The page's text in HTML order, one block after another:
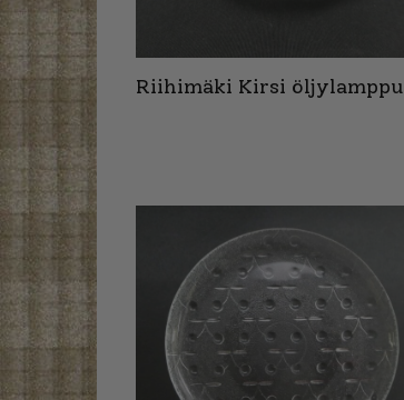
Riihimäki Kirsi öljylamppu